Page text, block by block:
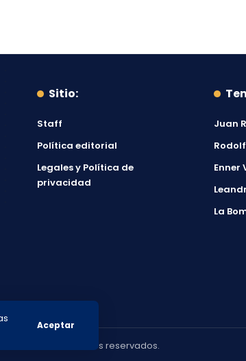
Aceptar
Sitio:
Staff
Política editorial
Legales y Política de
privacidad
Juan
Enner
La
- Todos los derechos reservados.